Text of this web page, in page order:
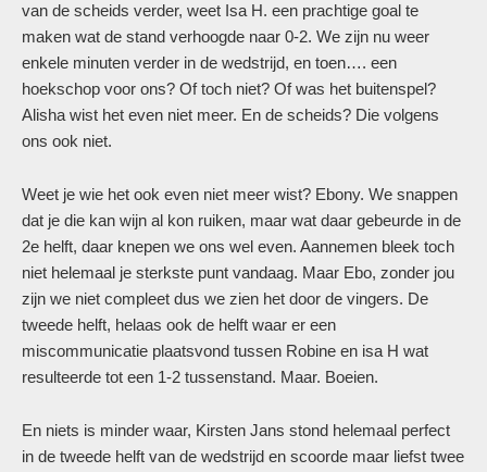
van de scheids verder, weet Isa H. een prachtige goal te
maken wat de stand verhoogde naar 0-2. We zijn nu weer
enkele minuten verder in de wedstrijd, en toen…. een
hoekschop voor ons? Of toch niet? Of was het buitenspel?
Alisha wist het even niet meer. En de scheids? Die volgens
ons ook niet.
Weet je wie het ook even niet meer wist? Ebony. We snappen
dat je die kan wijn al kon ruiken, maar wat daar gebeurde in de
2e helft, daar knepen we ons wel even. Aannemen bleek toch
niet helemaal je sterkste punt vandaag. Maar Ebo, zonder jou
zijn we niet compleet dus we zien het door de vingers. De
tweede helft, helaas ook de helft waar er een
miscommunicatie plaatsvond tussen Robine en isa H wat
resulteerde tot een 1-2 tussenstand. Maar. Boeien.
En niets is minder waar, Kirsten Jans stond helemaal perfect
in de tweede helft van de wedstrijd en scoorde maar liefst twee